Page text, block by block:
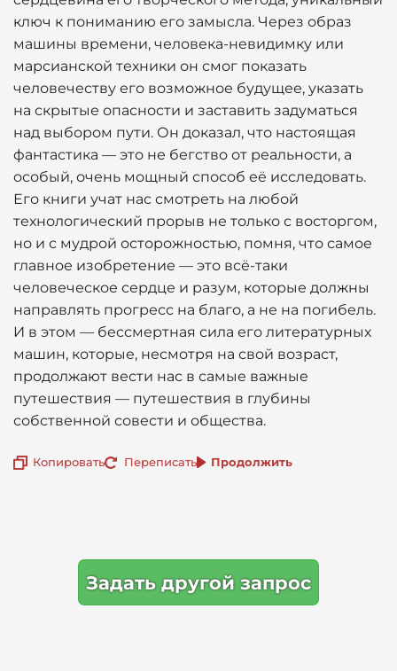
ключ к пониманию его замысла. Через образ
машины времени, человека-невидимку или
марсианской техники он смог показать
человечеству его возможное будущее, указать
на скрытые опасности и заставить задуматься
над выбором пути. Он доказал, что настоящая
фантастика — это не бегство от реальности, а
особый, очень мощный способ её исследовать.
Его книги учат нас смотреть на любой
технологический прорыв не только с восторгом,
но и с мудрой осторожностью, помня, что самое
главное изобретение — это всё-таки
человеческое сердце и разум, которые должны
направлять прогресс на благо, а не на погибель.
И в этом — бессмертная сила его литературных
машин, которые, несмотря на свой возраст,
продолжают вести нас в самые важные
путешествия — путешествия в глубины
собственной совести и общества.
Копировать Переписать Продолжить
Задать другой запрос